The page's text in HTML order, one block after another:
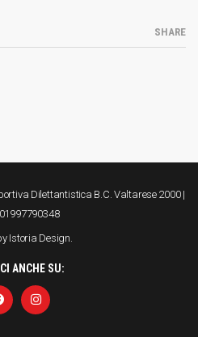
SHARE
Dilettantistica B.C. Valtarese 2000 |
Istoria Design.
ANCHE SU: